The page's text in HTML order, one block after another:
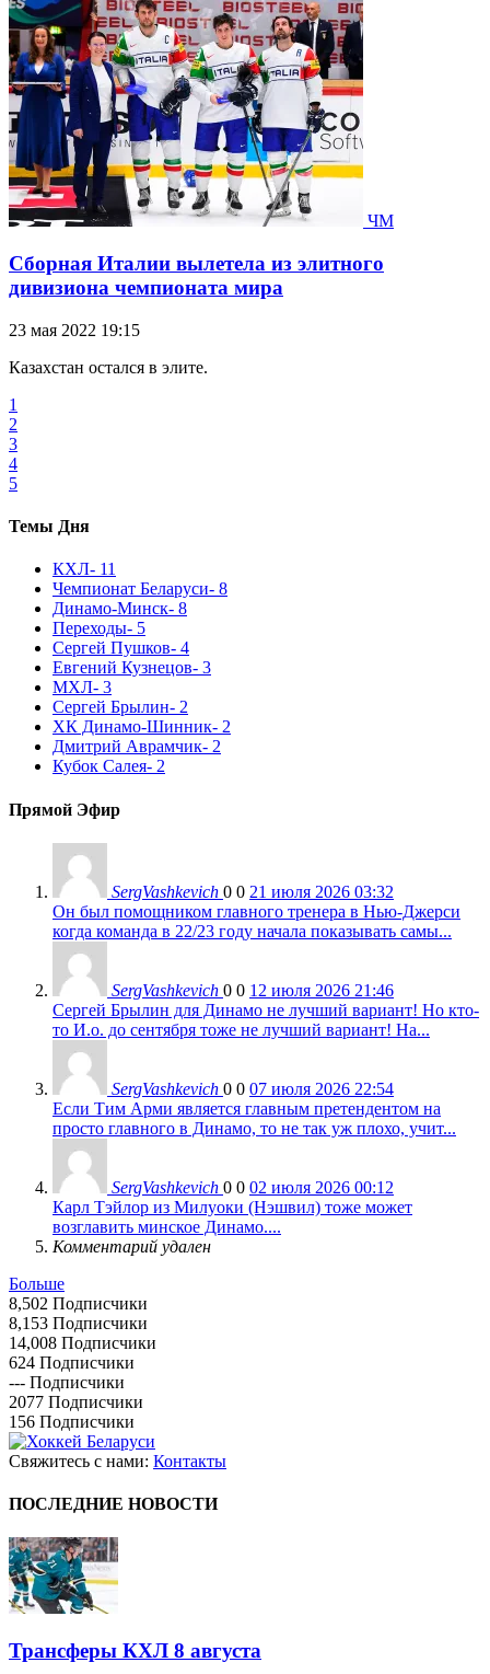
ЧМ
Сборная Италии вылетела из элитного
дивизиона чемпионата мира
23 мая 2022 19:15
Казахстан остался в элите.
1
2
3
4
5
Темы Дня
КХЛ- 11
Чемпионат Беларуси- 8
Динамо-Минск- 8
Переходы- 5
Сергей Пушков- 4
Евгений Кузнецов- 3
МХЛ- 3
Сергей Брылин- 2
ХК Динамо-Шинник- 2
Дмитрий Аврамчик- 2
Кубок Салея- 2
Прямой Эфир
SergVashkevich 0 0 21 июля 2026 03:32
Он был помощником главного тренера в Нью-Джерси
когда команда в 22/23 году начала показывать самы...
SergVashkevich 0 0 12 июля 2026 21:46
Сергей Брылин для Динамо не лучший вариант! Но кто-
то И.о. до сентября тоже не лучший вариант! На...
SergVashkevich 0 0 07 июля 2026 22:54
Если Тим Арми является главным претендентом на
просто главного в Динамо, то не так уж плохо, учит...
SergVashkevich 0 0 02 июля 2026 00:12
Карл Тэйлор из Милуоки (Нэшвил) тоже может
возглавить минское Динамо....
Комментарий удален
Больше
8,502 Подписчики
8,153 Подписчики
14,008 Подписчики
624 Подписчики
--- Подписчики
2077 Подписчики
156 Подписчики
Свяжитесь с нами: Контакты
ПОСЛЕДНИЕ НОВОСТИ
Трансферы КХЛ 8 августа